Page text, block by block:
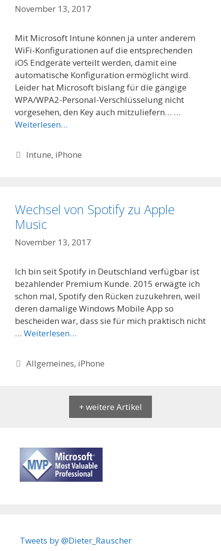
November 13, 2017
Mit Microsoft Intune können ja unter anderem
WiFi-Konfigurationen auf die entsprechenden
iOS Endgeräte verteilt werden, damit eine
automatische Konfiguration ermöglicht wird.
Leider hat Microsoft bislang für die gängige
WPA/WPA2-Personal-Verschlüsselung nicht
vorgesehen, den Key auch mitzuliefern… …
Weiterlesen…
Categories
Intune, iPhone
Wechsel von Spotify zu Apple
Music
November 13, 2017
Ich bin seit Spotify in Deutschland verfügbar ist
bezahlender Premium Kunde. 2015 erwägte ich
schon mal, Spotify den Rücken zuzukehren, weil
deren damalige Windows Mobile App so
bescheiden war, dass sie für mich praktisch nicht
… Weiterlesen…
Categories
Allgemeines, iPhone
+ weitere Artikel
Tweets by @Dieter_Rauscher